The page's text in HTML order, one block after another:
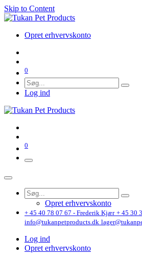
Skip to Content
Opret erhvervskonto
0
Log ind
0
Opret erhvervskonto
+ 45 40 78 07 67 - Frederik Kjær + 45 30
info@tukanpetproducts.dk
Log ind
Opret erhvervskonto